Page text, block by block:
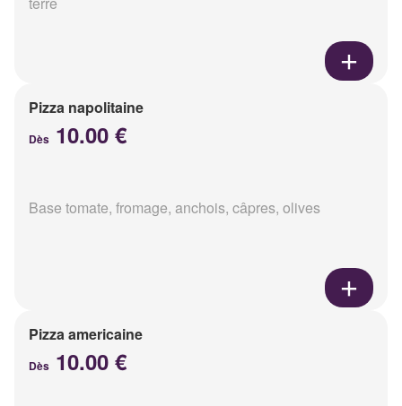
Pizza napolitaine
Dès 10.00 €
Base tomate, fromage, anchois, câpres, olives
Pizza americaine
Dès 10.00 €